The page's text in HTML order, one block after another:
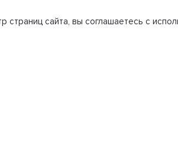
сайта, вы соглашаетесь с